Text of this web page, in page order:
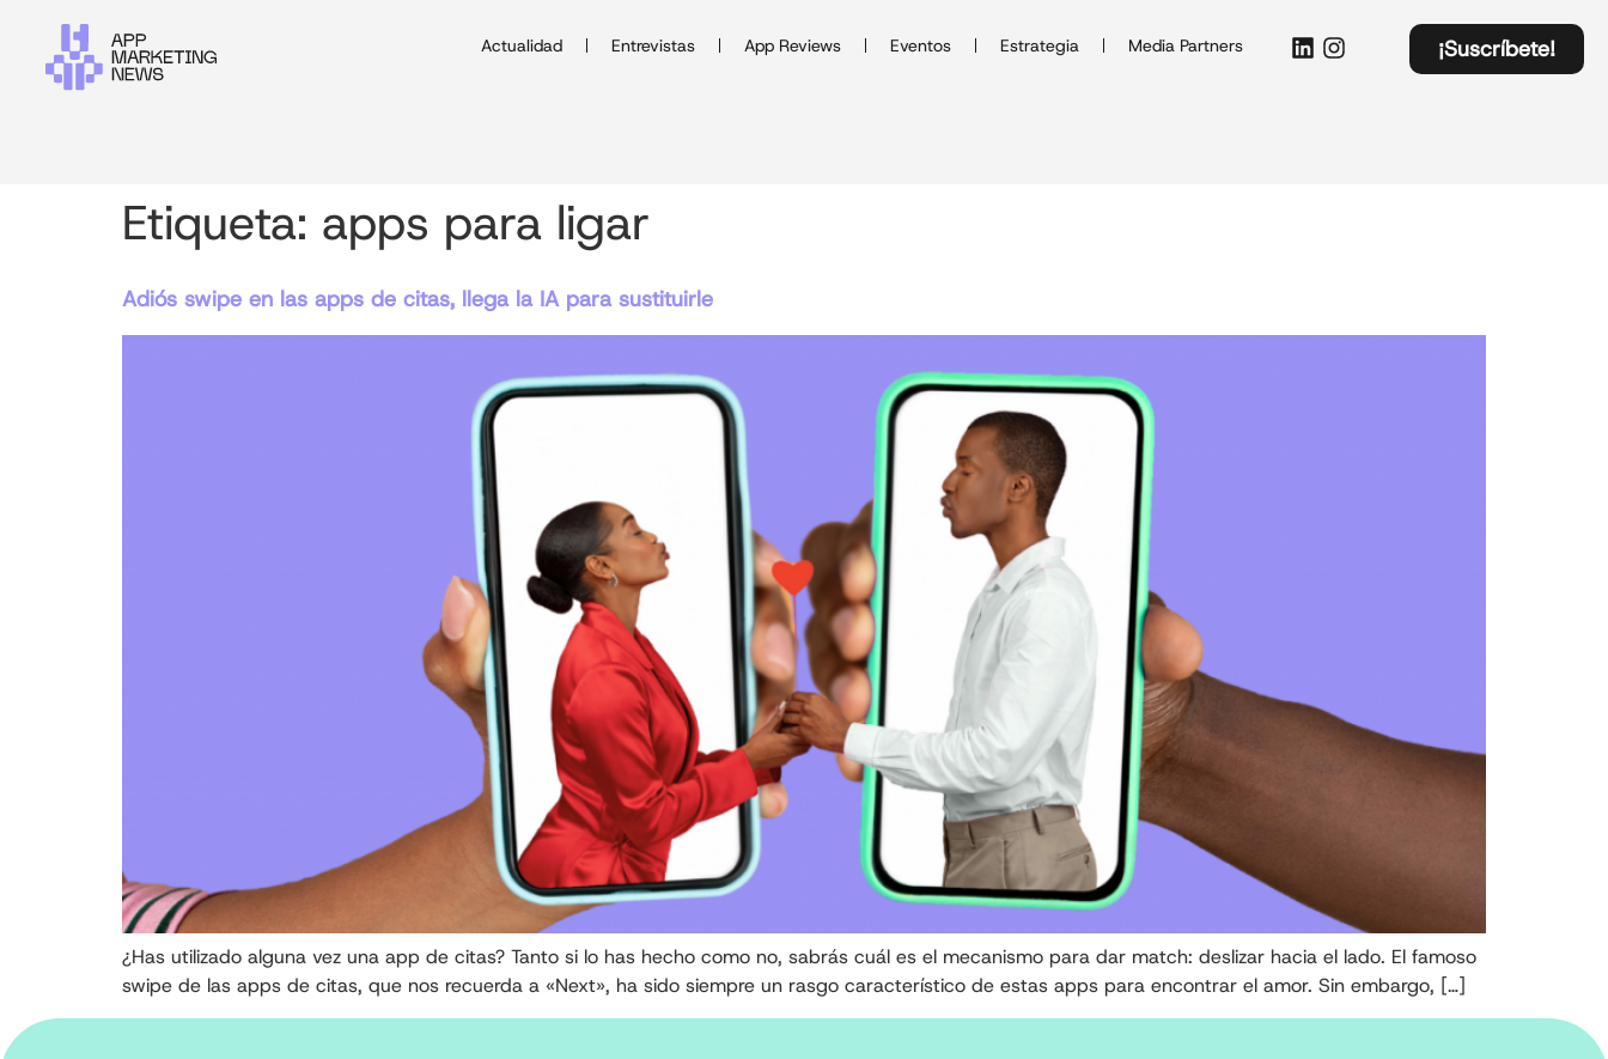
Actualidad Entrevistas App Reviews Eventos Estrategia Media Partners ¡Suscríbete!
Etiqueta: apps para ligar
Adiós swipe en las apps de citas, llega la IA para sustituirle
¿Has utilizado alguna vez una app de citas? Tanto si lo has hecho como no, sabrás cuál es el mecanismo para dar match: deslizar hacia el lado. El famoso
swipe de las apps de citas, que nos recuerda a «Next», ha sido siempre un rasgo característico de estas apps para encontrar el amor. Sin embargo, […]